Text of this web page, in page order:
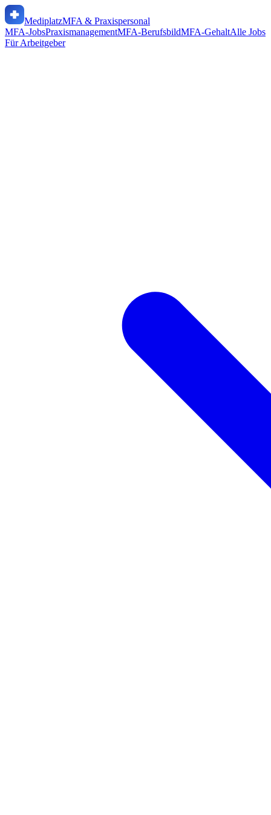
MediplatzMFA & Praxispersonal
MFA-JobsPraxismanagementMFA-BerufsbildMFA-GehaltAlle Jobs
Für Arbeitgeber